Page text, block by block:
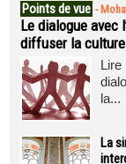
Points de vue -
Le dialogue avec
diffuser la
la...
La